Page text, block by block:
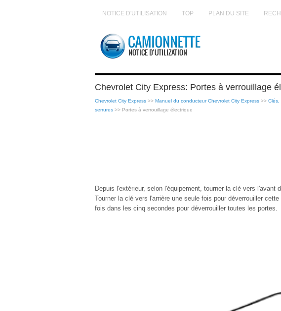
NOTICE D'UTILISATION TOP PLAN DU SITE
Chevrolet City Express: Portes à verrouillage
Chevrolet City Express >> Manuel du conducteur Chevrolet City Express >> Clés,
serrures >> Portes à verrouillage électrique
Depuis l'extérieur, selon l'équipement, tourner la clé vers l'avant
Tourner la clé vers l'arrière une seule fois pour déverrouiller
fois dans les cinq secondes pour déverrouiller toutes les portes.